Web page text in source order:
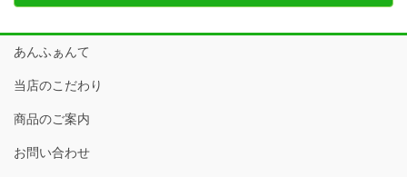
あんふぁんて
当店のこだわり
商品のご案内
お問い合わせ